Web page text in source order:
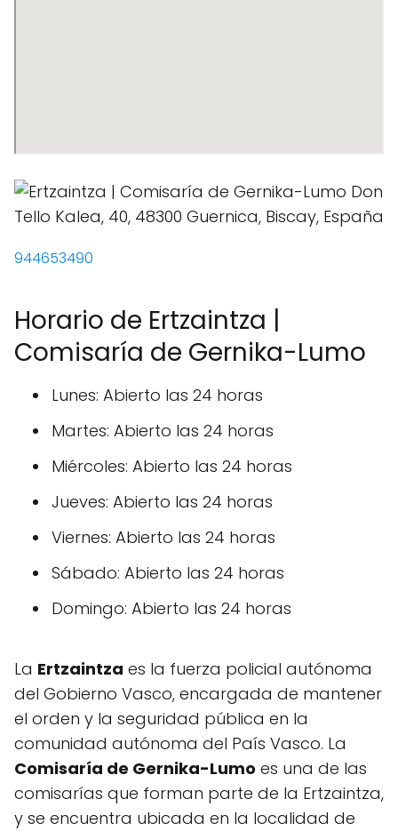
944653490
Horario de Ertzaintza |
Comisaría de Gernika-Lumo
Lunes: Abierto las 24 horas
Martes: Abierto las 24 horas
Miércoles: Abierto las 24 horas
Jueves: Abierto las 24 horas
Viernes: Abierto las 24 horas
Sábado: Abierto las 24 horas
Domingo: Abierto las 24 horas
La Ertzaintza es la fuerza policial autónoma
del Gobierno Vasco, encargada de mantener
el orden y la seguridad pública en la
comunidad autónoma del País Vasco. La
Comisaría de Gernika-Lumo es una de las
comisarías que forman parte de la Ertzaintza,
y se encuentra ubicada en la localidad de